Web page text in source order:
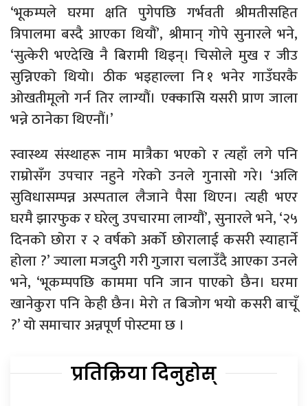
‘भूकम्पले घरमा क्षति पुगेपछि गर्भवती श्रीमतीसहित
त्रिपालमा बस्दै आएका थियौं’, श्रीमान् गोपे सुनारले भने,
‘सुत्केरी भएदेखि नै बिरामी थिइन्। चिसोले मुख र जीउ
सुन्निएको थियो। ठीक भइहाल्ला नि १ भनेर गाउँघरकै
ओखतीमूलो गर्न तिर लाग्यौं। एक्कासि यसरी प्राण जाला
भन्ने ठानेका थिएनौं।’
स्वास्थ्य संस्थाहरू नाम मात्रैका भएको र त्यहाँ लगे पनि
राम्रोसँग उपचार नहुने गरेको उनले गुनासो गरे। ‘अलि
सुविधासम्पन्न अस्पताल लैजाने पैसा थिएन। त्यही भएर
घरमै झारफुक र घरेलु उपचारमा लाग्यौं’, सुनारले भने, ‘२५
दिनको छोरा र २ वर्षको अर्को छोरालाई कसरी स्याहार्ने
होला ?’ ज्याला मजदुरी गरी गुजारा चलाउँदै आएका उनले
भने, ‘भूकम्पपछि काममा पनि जान पाएको छैन। घरमा
खानेकुरा पनि केही छैन। मेरो त बिजोग भयो कसरी बाचूँ
?’ यो समाचार अन्नपूर्ण पोस्टमा छ ।
प्रतिक्रिया दिनुहोस्